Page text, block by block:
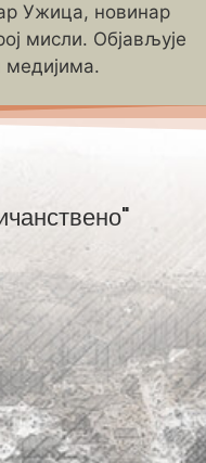
Ужица, новинар
мисли. Објављује
медијима.